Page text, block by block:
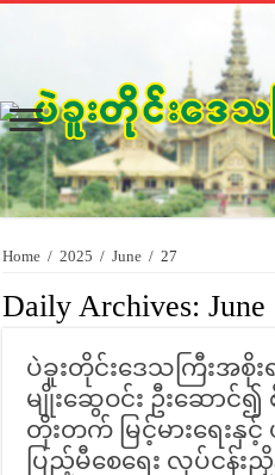
Home / 2025 / June / 27
Daily Archives:
ပဲခူးတိုင်းဒေသကြီးအစိုး
မျိုးဆွေဝင်း ဦးဆော
တိုးတက် မြင့်မားရေးနှ
ပြည့်မီစေရေး လုပ်ငန်း